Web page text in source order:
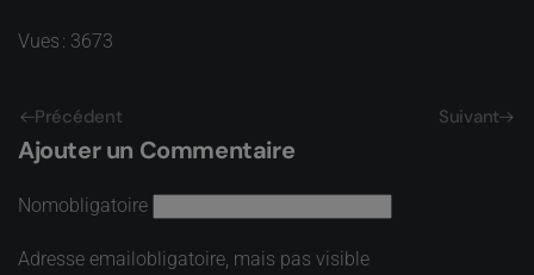
Vues : 3673
Précédent Suivant
Ajouter un Commentaire
Nomobligatoire
Adresse emailobligatoire, mais pas visible